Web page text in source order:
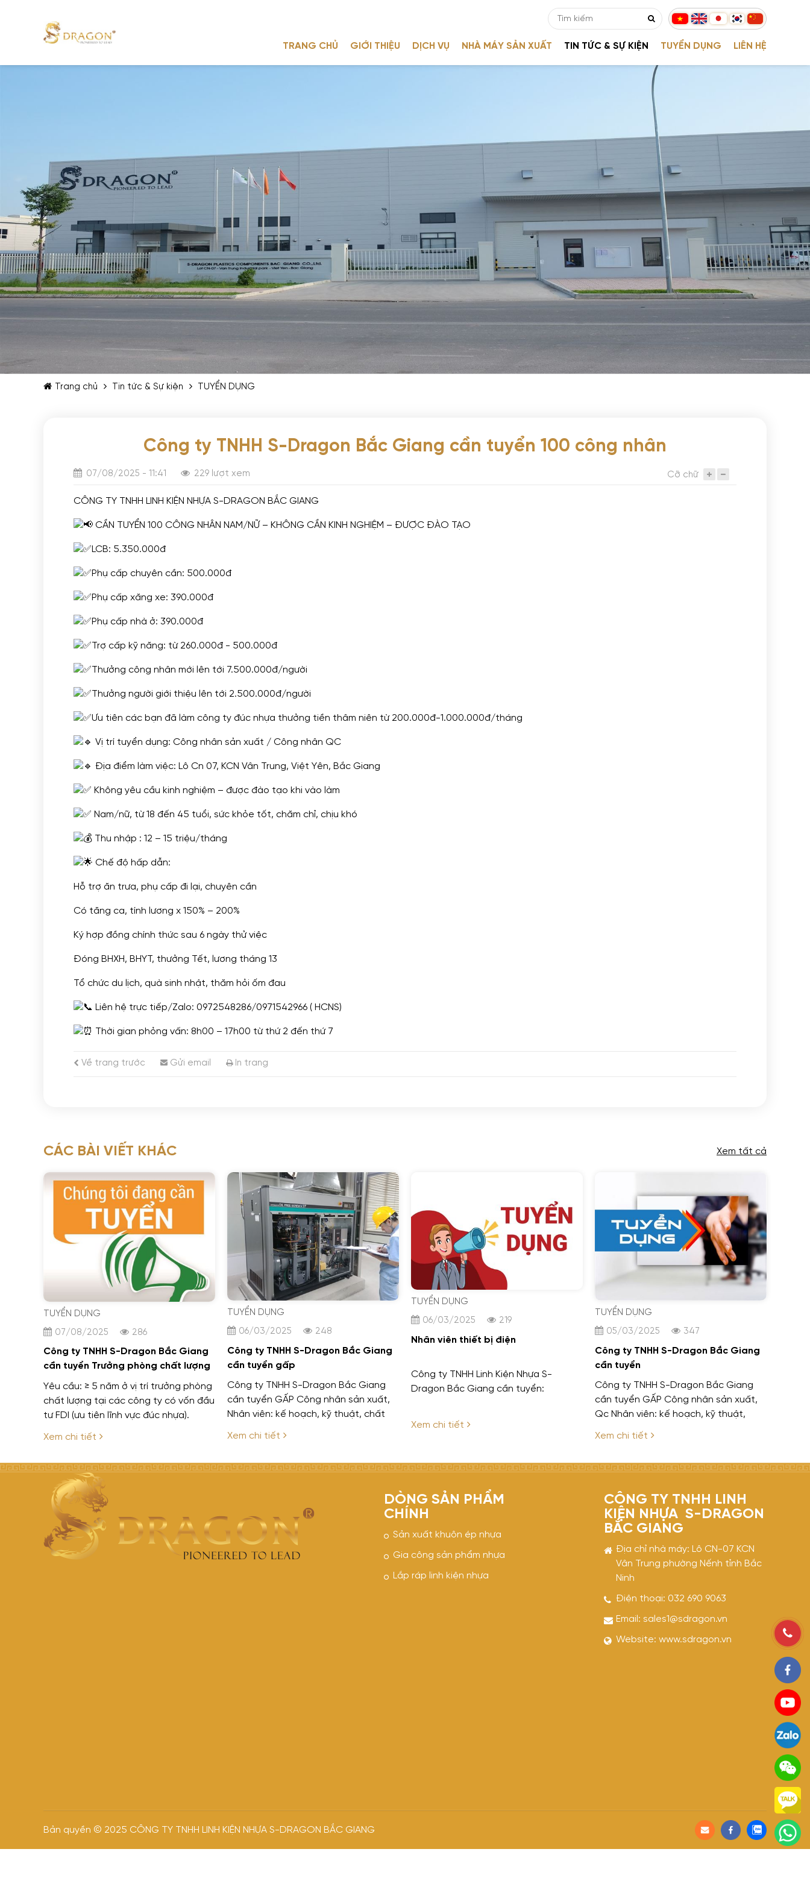
TRANG CHỦ GIỚI THIỆU DỊCH VỤ NHÀ MÁY SẢN XUẤT TIN TỨC & SỰ KIỆN TUYỂN DỤNG LIÊN HỆ
TIẾP TỤC MUA HÀNG
Trang chủ Tin tức & Sự kiện TUYỂN DỤNG
Công ty TNHH S-Dragon Bắc Giang cần tuyển 100 công nhân
07/08/2025 - 11:41 229 lượt xem Cỡ chữ
CÔNG TY TNHH LINH KIỆN NHỰA S-DRAGON BẮC GIANG
CẦN TUYỂN 100 CÔNG NHÂN NAM/NỮ – KHÔNG CẦN KINH NGHIỆM – ĐƯỢC ĐÀO TẠO
LCB: 5.350.000đ
Phụ cấp chuyên cần: 500.000đ
Phụ cấp xăng xe: 390.000đ
Phụ cấp nhà ở: 390.000đ
Trợ cấp kỹ năng: từ 260.000đ - 500.000đ
Thưởng công nhân mới lên tới 7.500.000đ/người
Thưởng người giới thiệu lên tới 2.500.000đ/người
Ưu tiên các bạn đã làm công ty đúc nhựa thưởng tiền thâm niên từ 200.000đ-1.000.000đ/tháng
Vị trí tuyển dụng: Công nhân sản xuất / Công nhân QC
Địa điểm làm việc: Lô Cn 07, KCN Vân Trung, Việt Yên, Bắc Giang
Không yêu cầu kinh nghiệm – được đào tạo khi vào làm
Nam/nữ, từ 18 đến 45 tuổi, sức khỏe tốt, chăm chỉ, chịu khó
Thu nhập : 12 – 15 triệu/tháng
Chế độ hấp dẫn:
Hỗ trợ ăn trưa, phụ cấp đi lại, chuyên cần
Có tăng ca, tính lương x 150% – 200%
Ký hợp đồng chính thức sau 6 ngày thử việc
Đóng BHXH, BHYT, thưởng Tết, lương tháng 13
Tổ chức du lịch, quà sinh nhật, thăm hỏi ốm đau
Liên hệ trực tiếp/Zalo: 0972548286/0971542966 ( HCNS)
Thời gian phỏng vấn: 8h00 – 17h00 từ thứ 2 đến thứ 7
Về trang trước Gửi email In trang
CÁC BÀI VIẾT KHÁC Xem tất cả
TUYỂN DỤNG
07/08/2025
286
Công ty TNHH S-Dragon Bắc Giang
cần tuyển Trưởng phòng chất lượng
Yêu cầu: ≥ 5 năm ở vị trí trưởng phòng
chất lượng tại các công ty có vốn đầu
tư FDI (ưu tiên lĩnh vực đúc nhựa).
Xem chi tiết
TUYỂN DỤNG
06/03/2025
248
Công ty TNHH S-Dragon Bắc Giang
cần tuyển gấp
Công ty TNHH S-Dragon Bắc Giang
cần tuyển GẤP Công nhân sản xuất,
Nhân viên: kế hoạch, kỹ thuật, chất
lượng, ISO, CS Chính sách hấp dẫn,
Xem chi tiết
TUYỂN DỤNG
06/03/2025
219
Nhân viên thiết bị điện
Công ty TNHH Linh Kiện Nhựa S-
Dragon Bắc Giang cần tuyển:
Xem chi tiết
TUYỂN DỤNG
05/03/2025
347
Công ty TNHH S-Dragon Bắc Giang
cần tuyển
Công ty TNHH S-Dragon Bắc Giang
cần tuyển GẤP Công nhân sản xuất,
Qc Nhân viên: kế hoạch, kỹ thuật,
chất lượng, ISO, CS Chính sách hấp
Xem chi tiết
DÒNG SẢN PHẨM
CHÍNH
Sản xuất khuôn ép nhựa
Gia công sản phẩm nhựa
Lắp ráp linh kiện nhựa
CÔNG TY TNHH LINH
KIỆN NHỰA S-DRAGON
BẮC GIANG
Địa chỉ nhà máy: Lô CN-07 KCN
Vân Trung phường Nếnh tỉnh Bắc
Ninh
Điện thoại: 032 690 9063
Email: sales1@sdragon.vn
Website: www.sdragon.vn
Bản quyền © 2025 CÔNG TY TNHH LINH KIỆN NHỰA S-DRAGON BẮC GIANG